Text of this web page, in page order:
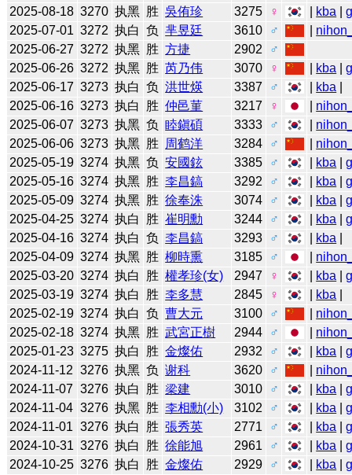
2025-08-18 3270 执黑 胜 吳侑珍 3275 ♀ kba |
2025-07-01 3272 执白 负 芈昱廷 3610 ♂
2025-06-27 3272 执黑 胜 方捷 2902
♂
2025-06-26 3272 执黑 胜 芮乃伟 3070 ♀ kba |
2025-06-17 3273 执白 负 洪世煐 3387 ♂ kba
2025-06-16 3273 执白 胜 仲邑菫 3217 ♀
2025-06-07 3273 执黑 负 睦鎭碩 3333 ♂
2025-06-06 3273 执黑 胜 周鹤洋 3284 ♂
2025-05-19 3274 执黑 负 安國鉉 3385 ♂ kba |
2025-05-16 3274 执黑 胜 李昌鎬 3292 ♂ kba |
2025-05-09 3274 执黑 胜 徐奉洙 3074 ♂ kba |
2025-04-25 3274 执白 胜 崔明勳 3244 ♂ kba |
2025-04-16 3274 执白 负 李昌鎬 3293 ♂ kba
2025-04-09 3274 执黑 胜 柳時熏 3185 ♂
2025-03-20 3274 执白 胜 權孝珍(女) 2947 ♀ kba |
2025-03-19 3274 执白 胜 李多慧 2845 ♀ kba
2025-02-19 3274 执白 负 曹大元 3100 ♂
2025-02-18 3274 执黑 胜 武宮正樹 2944 ♂
2025-01-23 3275 执白 胜 金燦佑 2932 ♂ kba |
2024-11-12 3276 执黑 负 谢科 3620 ♂
2024-11-07 3276 执白 胜 梁建 3010 ♂ kba |
2024-11-04 3276 执黑 胜 李相勳(小) 3102 ♂ kba |
2024-11-01 3276 执白 胜 張秀英 2771 ♂ kba |
2024-10-31 3276 执白 胜 徐能旭 2961 ♂ kba |
2024-10-25 3276 执白 胜 金燦佑 2929 ♂ kba |